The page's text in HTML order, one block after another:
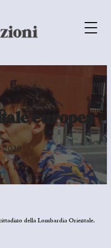
europea
2020
della Lombardia Orientale.